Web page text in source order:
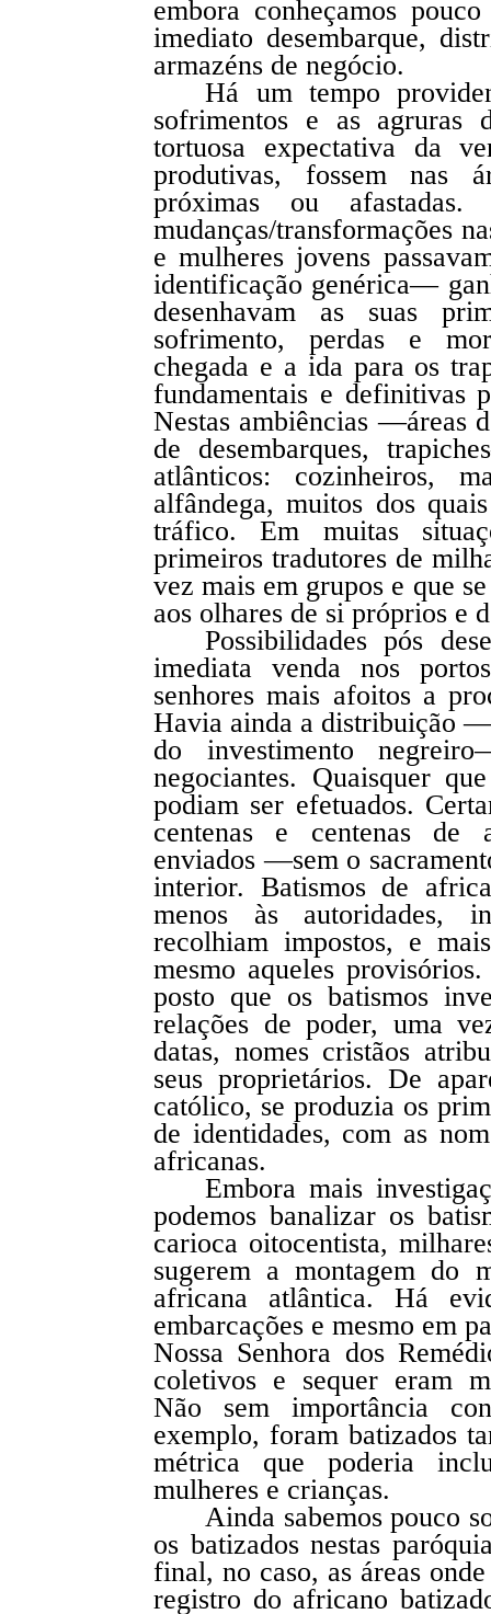
embora conheçamos
imediato desembarque,
armazéns de negócio.
Há um tempo
sofrimentos e as agruras
tortuosa expectativa da
produtivas, fossem nas
próximas ou
mudanças/transformações
e mulheres jovens
identificação genérica—
desenhavam as suas
sofrimento, perdas e
chegada e a ida para os
fundamentais e definitivas
Nestas ambiências —áreas
de desembarques,
atlânticos: cozinheiros,
alfândega, muitos dos
tráfico. Em muitas
primeiros tradutores de
vez mais em grupos e que
aos olhares de si próprios e
Possibilidades pós
imediata venda nos
senhores mais afoitos a
Havia ainda a distribuição
do investimento
negociantes. Quaisquer
podiam ser efetuados.
centenas e centenas de
enviados —sem o
interior. Batismos de
menos às autoridades,
recolhiam impostos, e
mesmo aqueles
posto que os batismos
relações de poder, uma
datas, nomes cristãos
seus proprietários. De
católico, se produzia os
de identidades, com as
africanas.
Embora mais
podemos banalizar os
carioca oitocentista,
sugerem a montagem do
africana atlântica. Há
embarcações e mesmo em
Nossa Senhora dos
coletivos e sequer eram
Não sem importância
exemplo, foram batizados
métrica que poderia
mulheres e crianças.
Ainda sabemos pouco
os batizados nestas
final, no caso, as áreas
registro do africano